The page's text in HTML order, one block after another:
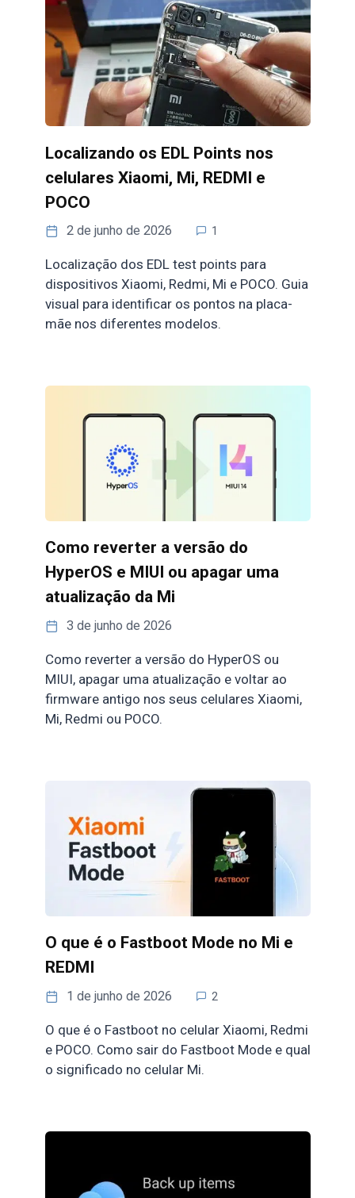
Localizando os EDL Points nos
celulares Xiaomi, Mi, REDMI e
POCO
2 de junho de 2026 1
Localização dos EDL test points para
dispositivos Xiaomi, Redmi, Mi e POCO. Guia
visual para identificar os pontos na placa-
mãe nos diferentes modelos.
Como reverter a versão do
HyperOS e MIUI ou apagar uma
atualização da Mi
3 de junho de 2026
Como reverter a versão do HyperOS ou
MIUI, apagar uma atualização e voltar ao
firmware antigo nos seus celulares Xiaomi,
Mi, Redmi ou POCO.
O que é o Fastboot Mode no Mi e
REDMI
1 de junho de 2026 2
O que é o Fastboot no celular Xiaomi, Redmi
e POCO. Como sair do Fastboot Mode e qual
o significado no celular Mi.